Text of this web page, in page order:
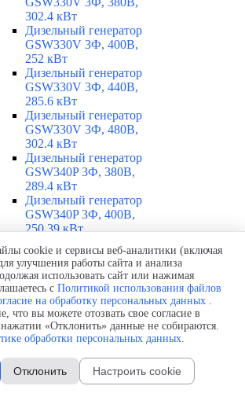
302.4 кВт
Дизельный генератор
GSW330V 3Ф, 400В,
252 кВт
Дизельный генератор
GSW330V 3Ф, 440В,
285.6 кВт
Дизельный генератор
GSW330V 3Ф, 480В,
302.4 кВт
Дизельный генератор
GSW340P 3Ф, 380В,
289.4 кВт
Дизельный генератор
GSW340P 3Ф, 400В,
250.39 кВт
Дизельный генератор
GSW340P Alt. LS 3Ф,
400В, 251.46 кВт
Дизельный генератор
GSW360V 3Ф, 230В,
260.86 кВт
Дизельный генератор
GSW360V 3Ф, 400В,
260.86 кВт
Дизельный генератор
GSW370I 3Ф, 400В,
cookie и сервисы веб-аналитики (включая
улучшения работы сайта и анализа
использовать сайт или нажимая
с Политикой использования файлов
на обработку персональных данных .
что вы можете отозвать свое согласие в
«Отклонить» данные не собираются.
обработки персональных данных.
Отклонить Настроить cookie